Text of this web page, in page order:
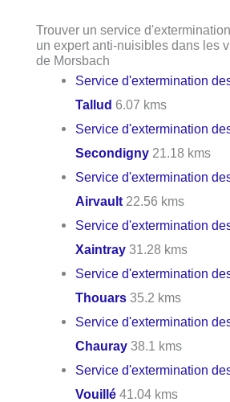
Trouver un service
un expert anti-nuisibles dans les
de Morsbach
Service d'extermination
Tallud 6.07 kms
Service d'extermination
Secondigny 21.18 kms
Service d'extermination
Airvault 22.56 kms
Service d'extermination
Xaintray 31.28 kms
Service d'extermination
Thouars 35.2 kms
Service d'extermination
Chauray 38.1 kms
Service d'extermination
Vouillé 41.04 kms